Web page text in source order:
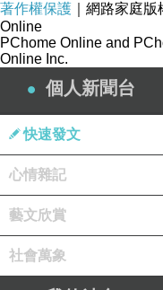
智能基建的控制權。
在這個意義上，xAI
AI 公司變成一個文明
星網絡，可以接入自
楚：AI 是整個系統的神
這也是馬斯克與許多
一個 app，一個平台
是一組互相咬合的現
著作權保護 ｜網路家庭
Online
PChome Online and
Online Inc.
個人新聞台
快速發文
心情雜記
藝文欣賞
社會萬象